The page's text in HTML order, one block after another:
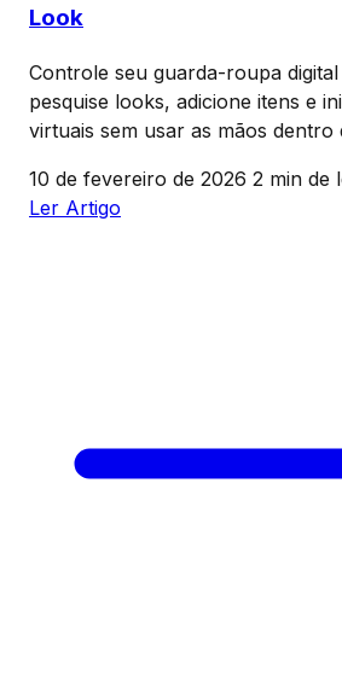
Look
Controle seu guarda-roupa
pesquise looks, adicione itens e
virtuais sem usar as mãos dentro
10 de fevereiro de 2026 2 min de
Ler Artigo